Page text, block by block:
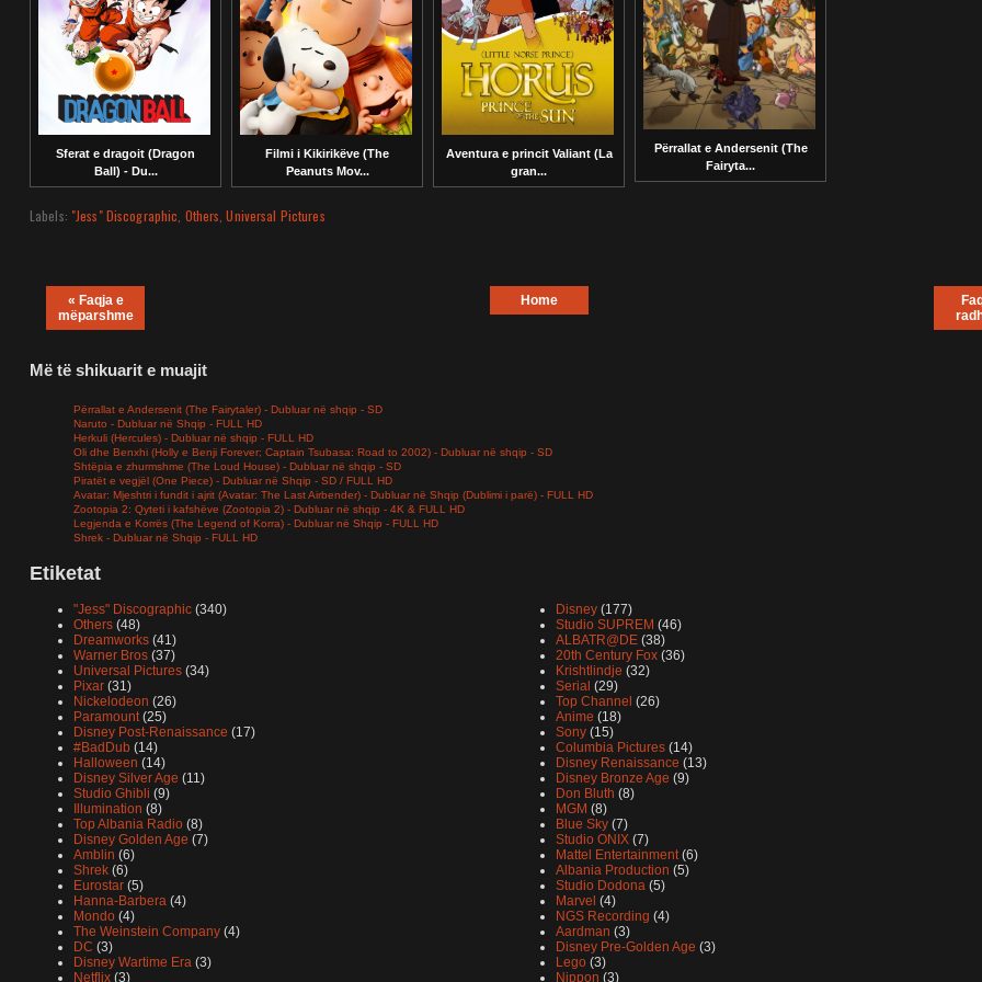
Sferat e dragoit (Dragon
Ball) - Du...
Filmi i Kikirikëve (The
Peanuts Mov...
Aventura e princit Valiant (La
gran...
Përrallat e Andersenit (The
Fairyta...
Labels: "Jess" Discographic Others ,Universal Pictures
« Faqja e
mëparshme
Home
Më të shikuarit e muajit
Përrallat e Andersenit (The Fairytaler) - Dubluar në shqip - SD
Naruto - Dubluar në Shqip - FULL HD
Herkuli (Hercules) - Dubluar në shqip - FULL HD
Oli dhe Benxhi (Holly e Benji Forever; Captain Tsubasa: Road to 2002) - Dubluar në shqip - SD
Shtëpia e zhurmshme (The Loud House) - Dubluar në shqip - SD
Piratët e vegjël (One Piece) - Dubluar në Shqip - SD / FULL HD
Avatar: Mjeshtri i fundit i ajrit (Avatar: The Last Airbender) - Dubluar në Shqip (Dublimi i parë) - FULL HD
Zootopia 2: Qyteti i kafshëve (Zootopia 2) - Dubluar në shqip - 4K & FULL HD
Legjenda e Korrës (The Legend of Korra) - Dubluar në Shqip - FULL HD
Shrek - Dubluar në Shqip - FULL HD
Etiketat
"Jess" Discographic (340) Disney (177)
Others (48) Studio SUPREM (46)
Dreamworks (41) ALBATR@DE (38)
Warner Bros (37) 20th Century Fox (36)
Universal Pictures (34) Krishtlindje (32)
Pixar (31) Serial (29)
Nickelodeon (26) Top Channel (26)
Paramount (25) Anime (18)
Disney Post-Renaissance (17) Sony (15)
#BadDub (14) Columbia Pictures (14)
Halloween (14) Disney Renaissance (13)
Disney Silver Age (11) Disney Bronze Age (9)
Studio Ghibli (9) Don Bluth (8)
Illumination (8) MGM (8)
Top Albania Radio (8) Blue Sky (7)
Disney Golden Age (7) Studio ONIX (7)
Amblin (6) Mattel Entertainment (6)
Shrek (6) Albania Production (5)
Eurostar (5) Studio Dodona (5)
Hanna-Barbera (4) Marvel (4)
Mondo (4) NGS Recording (4)
The Weinstein Company (4) Aardman (3)
DC (3) Disney Pre-Golden Age (3)
Disney Wartime Era (3) Lego (3)
Netflix (3) Nippon (3)